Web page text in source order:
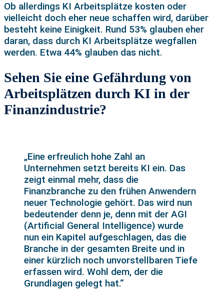
Ob allerdings KI Arbeitsplätze kosten oder
vielleicht doch eher neue schaffen wird, darüber
besteht keine Einigkeit. Rund 53% glauben eher
daran, dass durch KI Arbeitsplätze wegfallen
werden. Etwa 44% glauben das nicht.
Sehen Sie eine Gefährdung von
Arbeitsplätzen durch KI in der
Finanzindustrie?
„Eine erfreulich hohe Zahl an
Unternehmen setzt bereits KI ein. Das
zeigt einmal mehr, dass die
Finanzbranche zu den frühen Anwendern
neuer Technologie gehört. Das wird nun
bedeutender denn je, denn mit der AGI
(Artificial General Intelligence) wurde
nun ein Kapitel aufgeschlagen, das die
Branche in der gesamten Breite und in
einer kürzlich noch unvorstellbaren Tiefe
erfassen wird. Wohl dem, der die
Grundlagen gelegt hat.“